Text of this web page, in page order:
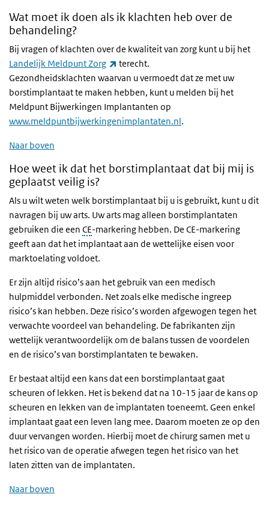
Wat moet ik doen als ik klachten heb over de
behandeling?
Bij vragen of klachten over de kwaliteit van zorg kunt u bij het
Landelijk Meldpunt Zorg
(externe link)
terecht.
Gezondheidsklachten waarvan u vermoedt dat ze met uw
borstimplantaat te maken hebben, kunt u melden bij het
Meldpunt Bijwerkingen Implantanten op
www.meldpuntbijwerkingenimplantaten.nl.
Naar boven
Hoe weet ik dat het borstimplantaat dat bij mij is
geplaatst veilig is?
Als u wilt weten welk borstimplantaat bij u is gebruikt, kunt u dit
navragen bij uw arts. Uw arts mag alleen borstimplantaten
gebruiken die een CE-markering hebben. De CE-markering
geeft aan dat het implantaat aan de wettelijke eisen voor
marktoelating voldoet.
Er zijn altijd risico’s aan het gebruik van een medisch
hulpmiddel verbonden. Net zoals elke medische ingreep
risico’s kan hebben. Deze risico’s worden afgewogen tegen het
verwachte voordeel van behandeling. De fabrikanten zijn
wettelijk verantwoordelijk om de balans tussen de voordelen
en de risico’s van borstimplantaten te bewaken.
Er bestaat altijd een kans dat een borstimplantaat gaat
scheuren of lekken. Het is bekend dat na 10-15 jaar de kans op
scheuren en lekken van de implantaten toeneemt. Geen enkel
implantaat gaat een leven lang mee. Daarom moeten ze op den
duur vervangen worden. Hierbij moet de chirurg samen met u
het risico van de operatie afwegen tegen het risico van het
laten zitten van de implantaten.
Naar boven